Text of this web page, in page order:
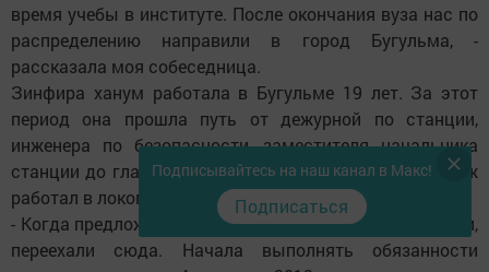
время учебы в институте. После окончания вуза нас по
распределению направили в город Бугульма, -
рассказала моя собеседница.
Зинфира ханум работала в Бугульме 19 лет. За этот
период она прошла путь от дежурной по станции,
инженера по безопасности, заместителя начальника
станции до главного инженера станции Бугульма. Муж
работал в локомотивном депо.
- Когда предложили работу на Круглопольской станции,
переехали сюда. Начала выполнять обязанности
Подписывайтесь на наш канал в Макс!
Подписаться